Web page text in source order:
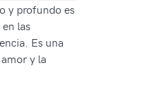
y profundo es
las
Es una
y la